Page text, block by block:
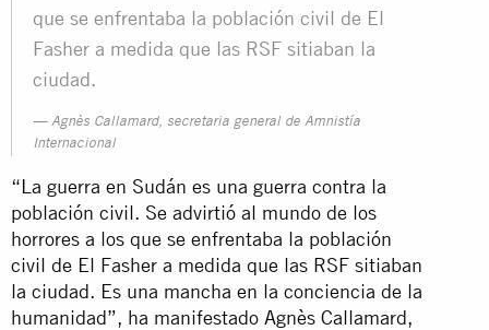
que se enfrentaba la población civil de El
Fasher a medida que las RSF sitiaban la
ciudad.
Agnès Callamard, secretaria general de Amnistía
Internacional
“La guerra en Sudán es una guerra contra la
población civil. Se advirtió al mundo de los
horrores a los que se enfrentaba la población
civil de El Fasher a medida que las RSF sitiaban
la ciudad. Es una mancha en la conciencia de la
humanidad”, ha manifestado Agnès Callamard,